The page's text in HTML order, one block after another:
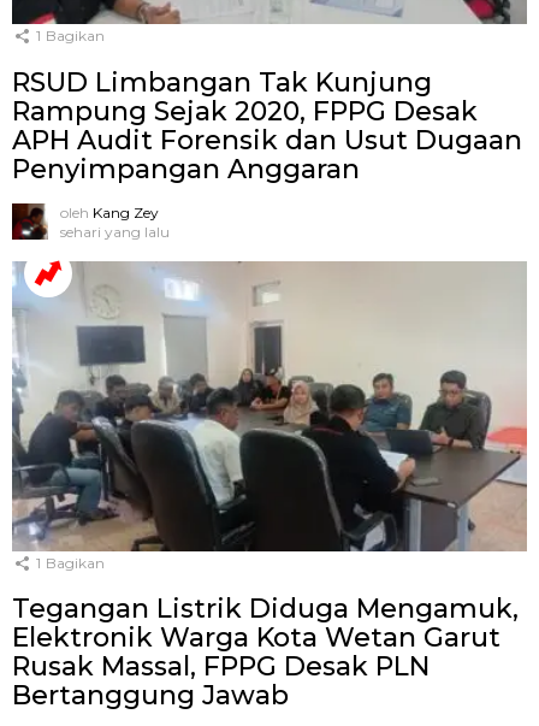
1 Bagikan
RSUD Limbangan Tak Kunjung
Rampung Sejak 2020, FPPG Desak
APH Audit Forensik dan Usut Dugaan
Penyimpangan Anggaran
oleh Kang Zey
sehari yang lalu
1 Bagikan
Tegangan Listrik Diduga Mengamuk,
Elektronik Warga Kota Wetan Garut
Rusak Massal, FPPG Desak PLN
Bertanggung Jawab